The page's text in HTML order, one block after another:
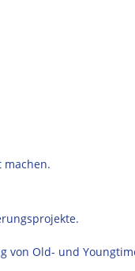
machen.
von Old- und